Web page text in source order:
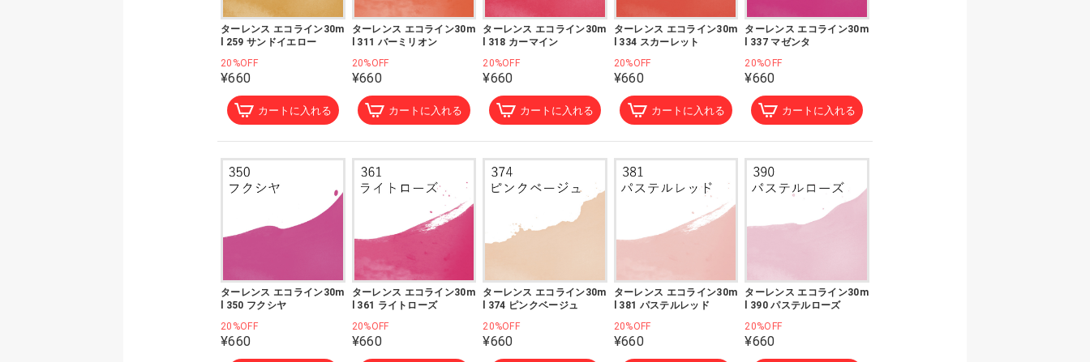
ターレンス エコライン30m
l 259 サンドイエロー
20%OFF
¥660
カートに入れる
ターレンス エコライン30m
l 311 バーミリオン
20%OFF
¥660
カートに入れる
ターレンス エコライン30m
l 318 カーマイン
20%OFF
¥660
カートに入れる
ターレンス エコライン30m
l 334 スカーレット
20%OFF
¥660
カートに入れる
ターレンス エコライン30m
l 337 マゼンタ
20%OFF
¥660
カートに入れる
ターレンス エコライン30m
l 350 フクシヤ
20%OFF
¥660
ターレンス エコライン30m
l 361 ライトローズ
20%OFF
¥660
ターレンス エコライン30m
l 374 ピンクベージュ
20%OFF
¥660
ターレンス エコライン30m
l 381 パステルレッド
20%OFF
¥660
ターレンス エコライン30m
l 390 パステルローズ
20%OFF
¥660